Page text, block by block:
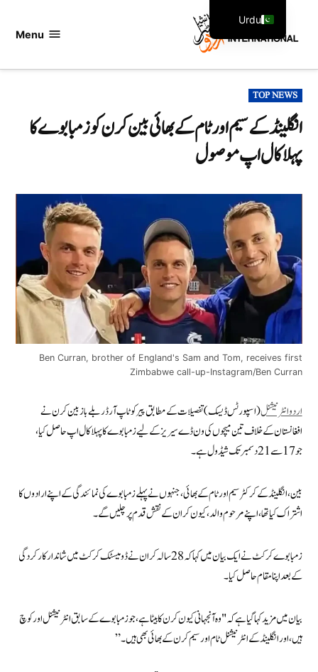
Menu
POSTED
IN
TOP NEWS
انگلینڈ کے سیم اور ٹام کے بھائی بین کرن کو زمبابوے کا
پہلا کال اپ موصول
Ben Curran, brother of England's Sam and Tom, receives first
Zimbabwe call-up-Instagram/Ben Curran
اردوانٹرنیشنل(اسپورٹس ڈیسک) تفصیلات کے مطابق پیر کو ٹاپ آرڈر بلے باز بین کرن نے
افغانستان کے خلاف تین میچوں کی ون ڈے سیریز کے لیے زمبابوے کا پہلا کال اپ حاصل کیا،
جو 17 سے 21 دسمبر تک شیڈول ہے۔
بین، انگلینڈ کے کرکٹر سیم اور ٹام کے بھائی، جنہوں نے پہلے زمبابوے کی نمائندگی کے اپنے ارادوں کا
اشتراک کیا تھا، اپنے مرحوم والد، کیون کران کے نقش قدم پر چلیں گے۔
زمبابوے کرکٹ نے ایک بیان میں کہا کہ 28 سالہ کران نے ڈومیسٹک کرکٹ میں شاندار کارکردگی
کے بعد اپنا مقام حاصل کیا۔
بیان میں مزید کہا گیا ہے کہ "وہ آنجہانی کیون کرن کا بیٹا ہے، جو زمبابوے کے سابق انٹرنیشنل اور کوچ
ہیں، اور انگلینڈ کے انٹرنیشنل ٹام اور سیم کرن کے بھائی بھی ہیں۔”
Urdu
English